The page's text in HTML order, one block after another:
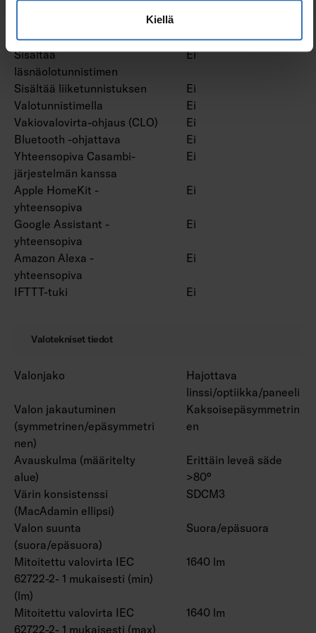
Kiellä
Himmennys Zigbee
Ei
Ilman himmennystoimintoa
Kyllä
Sisältää
läsnäolotunnistimen
Ei
Sisältää liiketunnistuksen
Ei
Valotunnistimella
Ei
Vakiovalovirta-ohjaus (CLO)
Ei
Bluetooth -ohjattava
Ei
Yhteensopiva Casambi-
järjestelmän kanssa
Ei
Apple HomeKit -
yhteensopiva
Ei
Google Assistant -
yhteensopiva
Ei
Amazon Alexa -
yhteensopiva
Ei
IFTTT-tuki Ei
Valotekniset tiedot
Valonjako
Hajottava
linssi/optiikka/paneeli
Valon jakautuminen
(symmetrinen/epäsymmetri
nen)
Kaksoisepäsymmetrin
en
Avauskulma (määritelty
alue)
Erittäin leveä säde
>80°
Värin konsistenssi
(MacAdamin ellipsi)
SDCM3
Valon suunta
(suora/epäsuora)
Suora/epäsuora
Mitoitettu valovirta IEC
62722-2- 1 mukaisesti (min)
(lm)
1640 lm
Mitoitettu valovirta IEC
62722-2- 1 mukaisesti (max)
1640 lm